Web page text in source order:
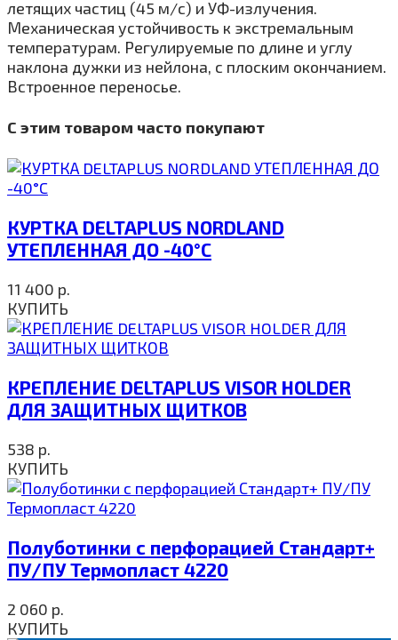
летящих частиц (45 м/с) и УФ-излучения.
Механическая устойчивость к экстремальным
температурам. Регулируемые по длине и углу
наклона дужки из нейлона, с плоским окончанием.
Встроенное переносье.
С этим товаром часто покупают
КУРТКА DELTAPLUS NORDLAND
УТЕПЛЕННАЯ ДО -40°C
11 400 р.
КУПИТЬ
КРЕПЛЕНИЕ DELTAPLUS VISOR HOLDER
ДЛЯ ЗАЩИТНЫХ ЩИТКОВ
538 р.
КУПИТЬ
Полуботинки с перфорацией Стандарт+
ПУ/ПУ Термопласт 4220
2 060 р.
КУПИТЬ